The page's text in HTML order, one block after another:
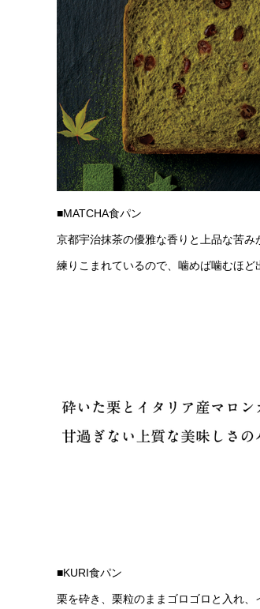
■MATCHA食パン
京都宇治抹茶の優雅な香りと上品な苦
練りこまれているので、噛めば噛むほど
■KURI食パン
栗を砕き、栗粒のままゴロゴロと入れ